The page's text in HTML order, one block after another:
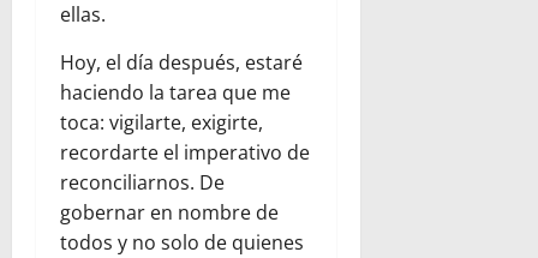
ellas.
Hoy, el día después, estaré
haciendo la tarea que me
toca: vigilarte, exigirte,
recordarte el imperativo de
reconciliarnos. De
gobernar en nombre de
todos y no solo de quienes